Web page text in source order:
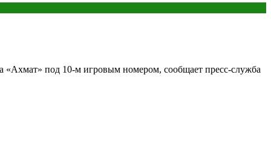
«Ахмат» под 10-м игровым номером, сообщает пресс-служба